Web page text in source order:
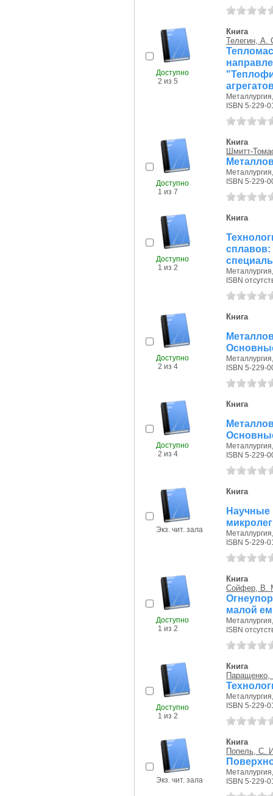
Доступно
2 из 5
Книга
Телегин, А.
ISBN 5-229-
Доступно
1 из 7
Книга
Шмитт-
ISBN 5-229-
Доступно
1 из 2
Книга
ISBN
Доступно
2 из 4
Книга
ISBN 5-229-
Доступно
2 из 4
Книга
ISBN 5-229-
Экз. чит. зала
Книга
ISBN 5-229-
Доступно
1 из 2
Книга
Сойфер, В.
малой
ISBN
Доступно
1 из 2
Книга
ISBN 5-229-
Экз. чит. зала
Книга
Попель, С.
ISBN 5-229-